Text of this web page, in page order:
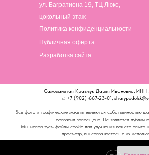
ул. Багратиона 19, ТЦ Люкс,
цокольный этаж
Политика конфиденциальности
Публичная оферта
Разработка сайта
Самозанятая Кравчук Дарья Ивановна, ИНН
т.: +7 (902) 667-23-01,
Все фото и графические макеты являются собственностью
согласия запрещено. Не является
Мы используем файлы cookie для улучшения вашего опыта
просмотр, вы соглашаетесь с их